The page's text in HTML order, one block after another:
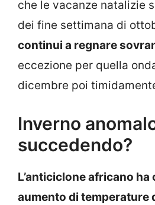
che le vacanze natalizie
dei fine settimana di
continui a regnare
eccezione per quella
dicembre poi
Inverno
succedendo?
L’anticiclone africano
aumento di temperature